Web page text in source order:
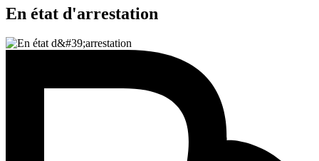
En état d'arrestation